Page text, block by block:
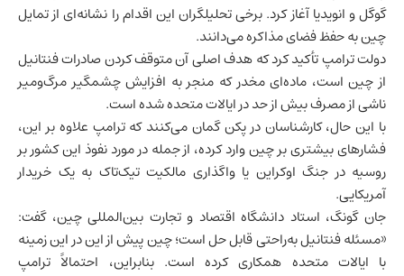
گوگل و انویدیا آغاز کرد. برخی تحلیلگران این اقدام را نشانه‌ای از تمایل
چین به حفظ فضای مذاکره می‌دانند.
دولت ترامپ تأکید کرد که هدف اصلی آن متوقف کردن صادرات فنتانیل
از چین است، ماده‌ای مخدر که منجر به افزایش چشمگیر مرگ‌ومیر
ناشی از مصرف بیش از حد در ایالات متحده شده است.
با این حال، کارشناسان در پکن گمان می‌کنند که ترامپ علاوه بر این،
فشارهای بیشتری بر چین وارد کرده، از جمله در مورد نفوذ این کشور بر
روسیه در جنگ اوکراین یا واگذاری مالکیت تیک‌تاک به یک خریدار
آمریکایی.
جان گونگ، استاد دانشگاه اقتصاد و تجارت بین‌المللی چین، گفت:
«مسئله فنتانیل به‌راحتی قابل حل است؛ چین پیش از این در این زمینه
با ایالات متحده همکاری کرده است. بنابراین، احتمالاً ترامپ